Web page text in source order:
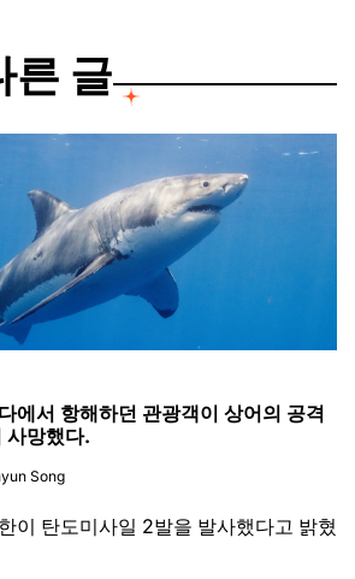
른 글
에서 항해하던 관광객이 상어의 공격
사망했다.
Song